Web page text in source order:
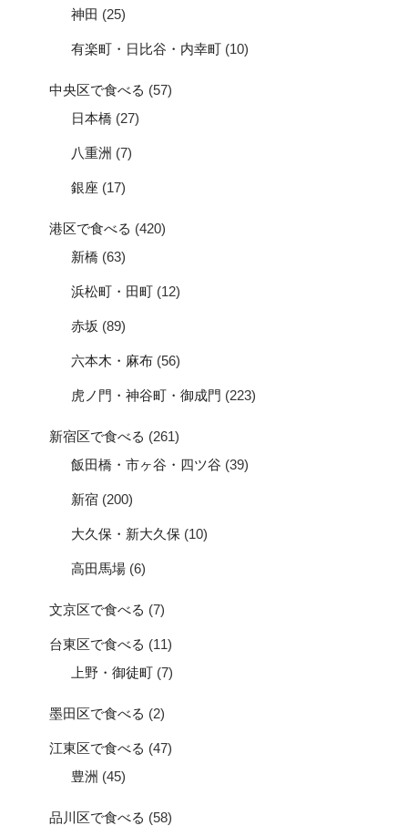
神田 (25)
有楽町・日比谷・内幸町 (10)
中央区で食べる (57)
日本橋 (27)
八重洲 (7)
銀座 (17)
港区で食べる (420)
新橋 (63)
浜松町・田町 (12)
赤坂 (89)
六本木・麻布 (56)
虎ノ門・神谷町・御成門 (223)
新宿区で食べる (261)
飯田橋・市ヶ谷・四ツ谷 (39)
新宿 (200)
大久保・新大久保 (10)
高田馬場 (6)
文京区で食べる (7)
台東区で食べる (11)
上野・御徒町 (7)
墨田区で食べる (2)
江東区で食べる (47)
豊洲 (45)
品川区で食べる (58)